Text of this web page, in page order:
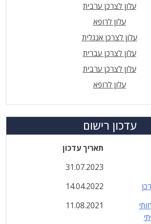
עלון לצרכן ערבית
עלון לרופא
עלון לצרכן אנגלית
עלון לצרכן עברית
עלון לצרכן ערבית
עלון לרופא
עדכון רישום
תאריך עדכון
31.07.2023
14.04.2022
11.08.2021